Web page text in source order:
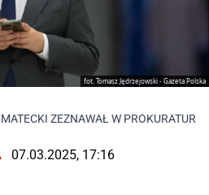
fot. Tomasz Jędrzejowski - Gazeta Polska
MATECKI ZEZNAWAŁ W
07.03.2025, 17:16